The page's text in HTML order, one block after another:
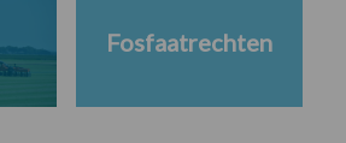
Fosfaatrechten